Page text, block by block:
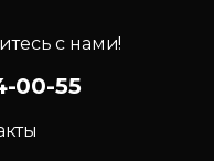
с нами!
00-55